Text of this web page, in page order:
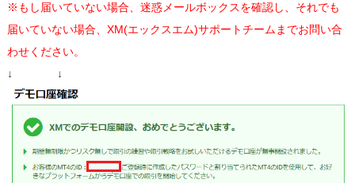
※もし届いていない場合、迷惑メールボックスを確認し、それでも
届いていない場合、XM(エックスエム)サポートチームまでお問い合
わせください。
↓ ↓